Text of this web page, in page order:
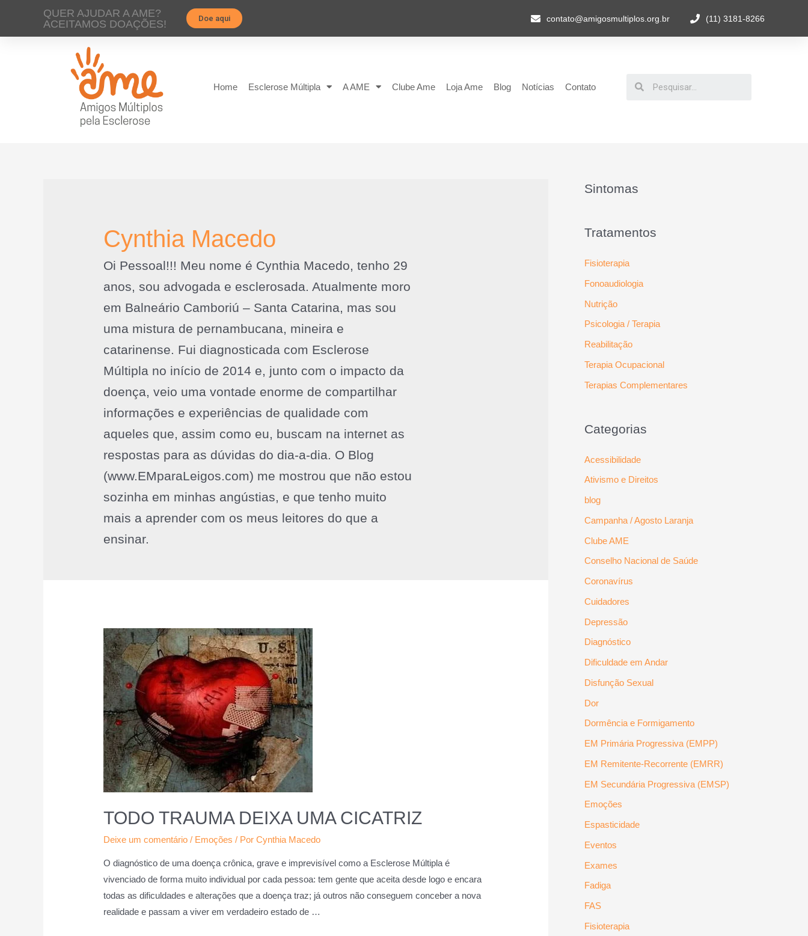
QUER AJUDAR A AME?
ACEITAMOS DOAÇÕES!
Doe aqui contato@amigosmultiplos.org.br (11) 3181-8266
Home Esclerose Múltipla A AME Clube Ame Loja Ame Blog Notícias Contato
Cynthia Macedo
Oi Pessoal!!! Meu nome é Cynthia Macedo, tenho 29
anos, sou advogada e esclerosada. Atualmente moro
em Balneário Camboriú – Santa Catarina, mas sou
uma mistura de pernambucana, mineira e
catarinense. Fui diagnosticada com Esclerose
Múltipla no início de 2014 e, junto com o impacto da
doença, veio uma vontade enorme de compartilhar
informações e experiências de qualidade com
aqueles que, assim como eu, buscam na internet as
respostas para as dúvidas do dia-a-dia. O Blog
(www.EMparaLeigos.com) me mostrou que não estou
sozinha em minhas angústias, e que tenho muito
mais a aprender com os meus leitores do que a
ensinar.
TODO TRAUMA DEIXA UMA CICATRIZ
Deixe um comentário / Emoções / PorCynthia Macedo
O diagnóstico de uma doença crônica, grave e imprevisível como a Esclerose Múltipla é
vivenciado de forma muito individual por cada pessoa: tem gente que aceita desde logo e encara
todas as dificuldades e alterações que a doença traz; já outros não conseguem conceber a nova
realidade e passam a viver em verdadeiro estado de …
Sintomas
Tratamentos
Fisioterapia
Fonoaudiologia
Nutrição
Psicologia / Terapia
Reabilitação
Terapia Ocupacional
Terapias Complementares
Categorias
Acessibilidade
Ativismo e Direitos
blog
Campanha / Agosto Laranja
Clube AME
Conselho Nacional de Saúde
Coronavírus
Cuidadores
Depressão
Diagnóstico
Dificuldade em Andar
Disfunção Sexual
Dor
Dormência e Formigamento
EM Primária Progressiva (EMPP)
EM Remitente-Recorrente (EMRR)
EM Secundária Progressiva (EMSP)
Emoções
Espasticidade
Eventos
Exames
Fadiga
FAS
Fisioterapia